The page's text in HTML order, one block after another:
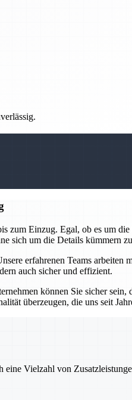
zum Einzug. Egal, ob es um
sich um die Details kümmern
erfahrenen Teams arbeiten
auch sicher und effizient.
können Sie sicher sein,
überzeugen, die uns seit
Vielzahl von